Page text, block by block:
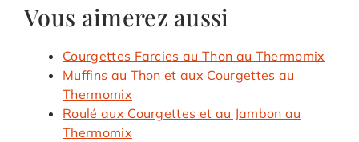
Vous aimerez aussi
Courgettes Farcies au Thon au Thermomix
Muffins au Thon et aux Courgettes au
Thermomix
Roulé aux Courgettes et au Jambon au
Thermomix